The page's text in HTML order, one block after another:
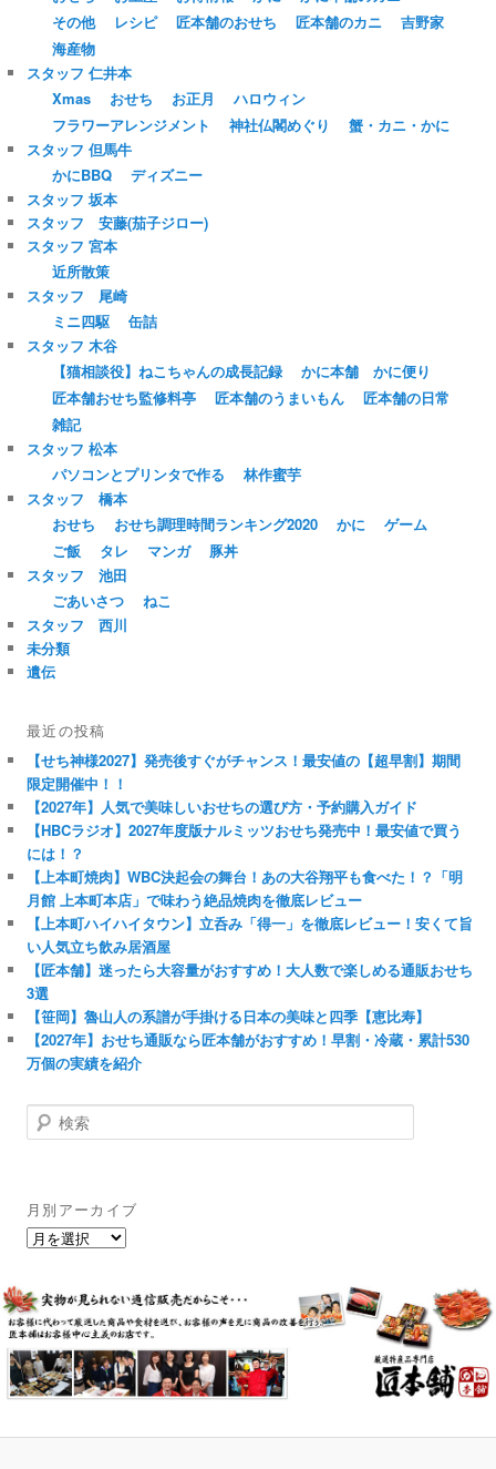
その他
レシピ 匠本舗のおせち 匠本舗のカニ
吉野家
海産物
スタッフ 仁井本
Xmas
おせち お正月
ハロウィン
フラワーアレンジメント
神社仏閣めぐり
蟹・カニ・かに
スタッフ 但馬牛
かにBBQ
ディズニー
スタッフ 坂本
スタッフ 安藤(茄子ジロー)
スタッフ 宮本
近所散策
スタッフ 尾崎
ミニ四駆
缶詰
スタッフ 木谷
【猫相談役】ねこちゃんの成長記録
かに本舗 かに便り
匠本舗おせち監修料亭
匠本舗のうまいもん
匠本舗の日常
雑記
スタッフ 松本
パソコンとプリンタで作る
林作蜜芋
スタッフ 橋本
おせち
おせち調理時間ランキング2020 かに
ゲーム
ご飯
タレ マンガ
豚丼
スタッフ 池田
ごあいさつ
ねこ
スタッフ 西川
未分類
遺伝
最近の投稿
【せち神様2027】発売後すぐがチャンス！最安値の【超早割】期間
限定開催中！！
【2027年】人気で美味しいおせちの選び方・予約購入ガイド
【HBCラジオ】2027年度版ナルミッツおせち発売中！最安値で買う
には！？
【上本町焼肉】WBC決起会の舞台！あの大谷翔平も食べた！？「明
月館 上本町本店」で味わう絶品焼肉を徹底レビュー
【上本町ハイハイタウン】立呑み「得一」を徹底レビュー！安くて旨
い人気立ち飲み居酒屋
【匠本舗】迷ったら大容量がおすすめ！大人数で楽しめる通販おせち
3選
【笹岡】魯山人の系譜が手掛ける日本の美味と四季【恵比寿】
【2027年】おせち通販なら匠本舗がおすすめ！早割・冷蔵・累計530
万個の実績を紹介
検
索
月別アーカイブ
月
ー
カ
イ
ブ